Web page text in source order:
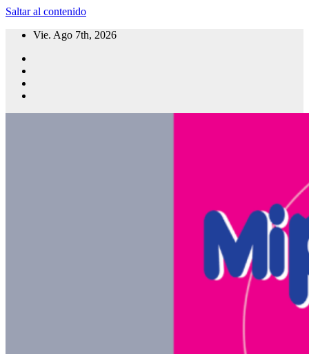
Saltar al contenido
Vie. Ago 7th, 2026